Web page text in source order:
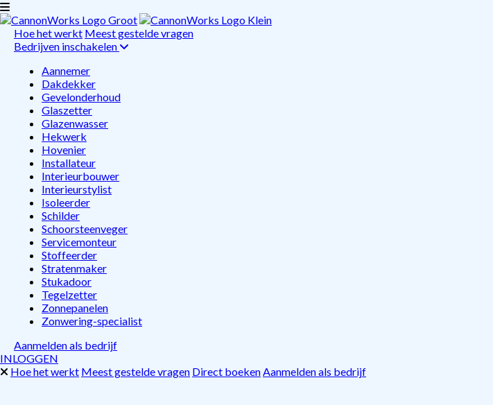
Hoe het werkt Meest gestelde vragen
Bedrijven inschakelen
Aannemer
Dakdekker
Gevelonderhoud
Glaszetter
Glazenwasser
Hekwerk
Hovenier
Installateur
Interieurbouwer
Interieurstylist
Isoleerder
Schilder
Schoorsteenveger
Servicemonteur
Stoffeerder
Stratenmaker
Stukadoor
Tegelzetter
Zonnepanelen
Zonwering-specialist
Aanmelden als bedrijf
INLOGGEN
Hoe het werkt Meest gestelde vragen Direct boekenAanmelden als bedrijf